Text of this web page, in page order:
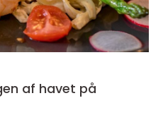
af havet på